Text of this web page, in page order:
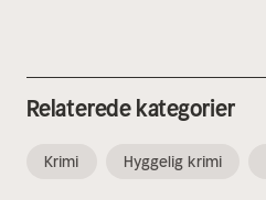
Relaterede kategorier
Krimi Hyggelig krimi